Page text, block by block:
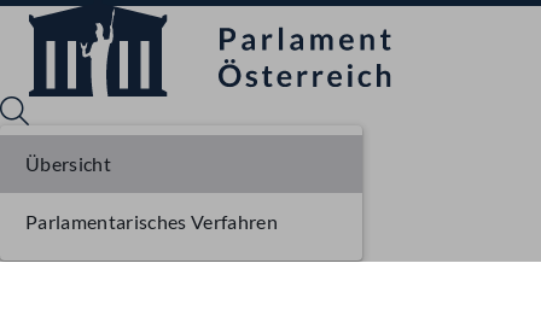
Übersicht
Parlamentarisches Verfahren